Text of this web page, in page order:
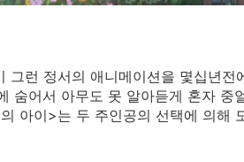
그런 정서의 애니메이션을 몇십년
숨어서 아무도 못 알아듣게 혼자
아이>는 두 주인공의 선택에 의해